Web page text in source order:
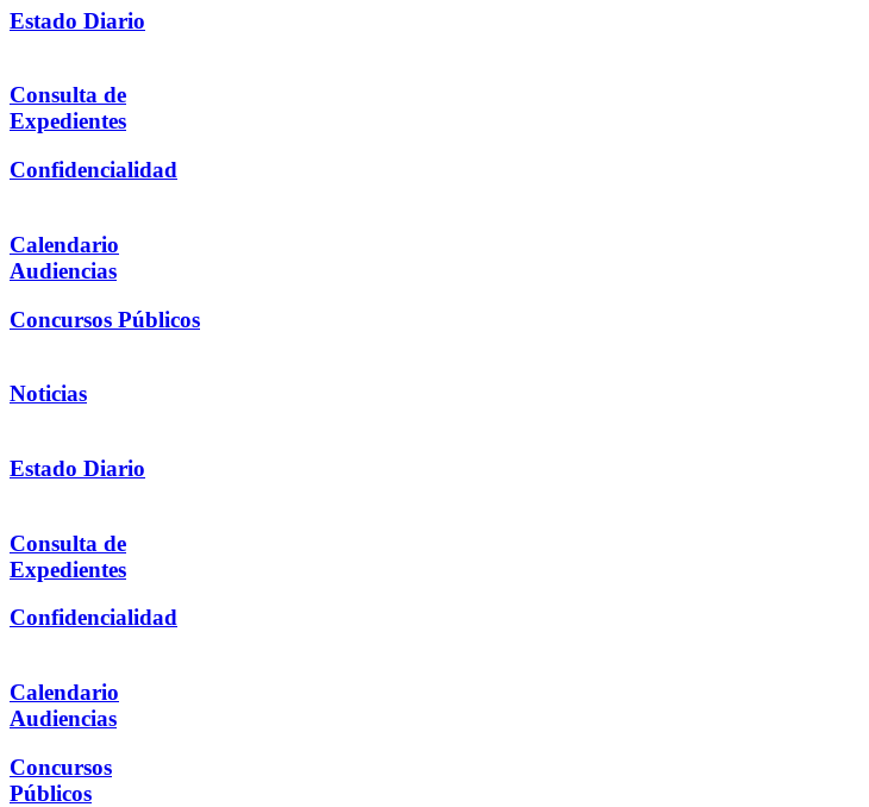
Estado Diario
Consulta de
Expedientes
Confidencialidad
Calendario
Audiencias
Concursos Públicos
Noticias
Estado Diario
Consulta de
Expedientes
Confidencialidad
Calendario
Audiencias
Concursos
Públicos